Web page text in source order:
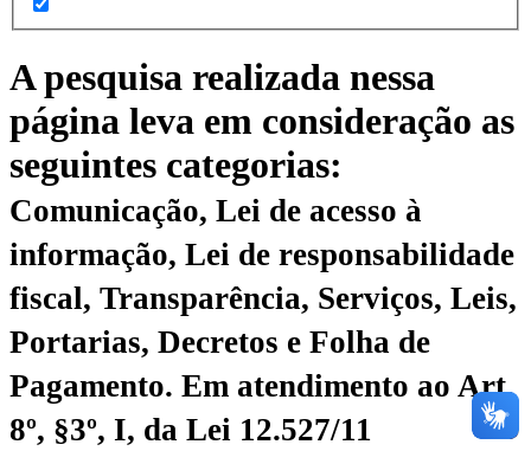
A pesquisa realizada nessa
página leva em consideração as
seguintes categorias:
Comunicação, Lei de acesso à
informação, Lei de responsabilidade
fiscal, Transparência, Serviços, Leis,
Portarias, Decretos e Folha de
Pagamento. Em atendimento ao Art.
8º, §3º, I, da Lei 12.527/11